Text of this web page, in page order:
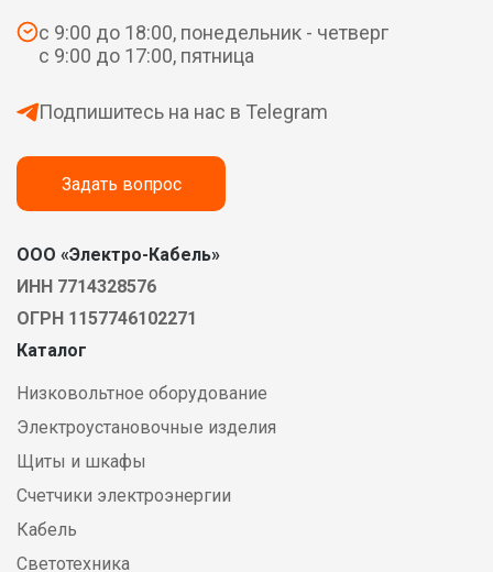
с 9:00 до 18:00, понедельник - четверг
с 9:00 до 17:00, пятница
Подпишитесь на нас в Telegram
Задать вопрос
ООО «Электро-Кабель»
ИНН 7714328576
ОГРН 1157746102271
Каталог
Низковольтное оборудование
Электроустановочные изделия
Щиты и шкафы
Счетчики электроэнергии
Кабель
Светотехника